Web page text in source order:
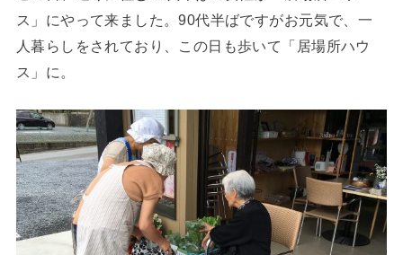
ス」にやって来ました。90代半ばですがお元気で、一
人暮らしをされており、この日も歩いて「居場所ハウ
ス」に。